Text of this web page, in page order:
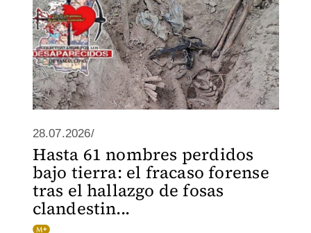
28.07.2026/
Hasta 61 nombres perdidos
bajo tierra: el fracaso forense
tras el hallazgo de fosas
clandestin...